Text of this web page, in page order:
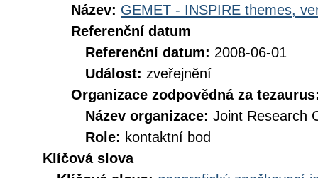
Název: GEMET - INSPIRE themes,
Referenční datum
Referenční datum: 2008-06-01
Událost: zveřejnění
Organizace zodpovědná za
Název organizace: Joint Research
Role: kontaktní bod
Klíčová slova